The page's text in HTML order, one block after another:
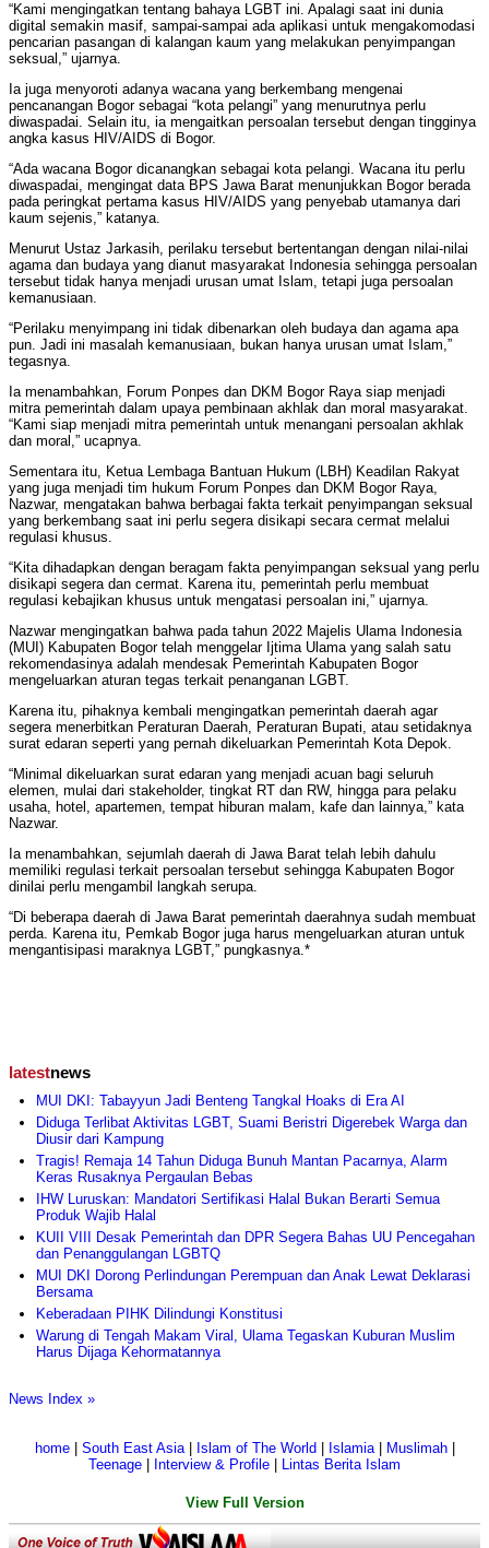
“Kami mengingatkan tentang bahaya LGBT ini. Apalagi saat ini dunia
digital semakin masif, sampai-sampai ada aplikasi untuk mengakomodasi
pencarian pasangan di kalangan kaum yang melakukan penyimpangan
seksual,” ujarnya.
Ia juga menyoroti adanya wacana yang berkembang mengenai
pencanangan Bogor sebagai “kota pelangi” yang menurutnya perlu
diwaspadai. Selain itu, ia mengaitkan persoalan tersebut dengan tingginya
angka kasus HIV/AIDS di Bogor.
“Ada wacana Bogor dicanangkan sebagai kota pelangi. Wacana itu perlu
diwaspadai, mengingat data BPS Jawa Barat menunjukkan Bogor berada
pada peringkat pertama kasus HIV/AIDS yang penyebab utamanya dari
kaum sejenis,” katanya.
Menurut Ustaz Jarkasih, perilaku tersebut bertentangan dengan nilai-nilai
agama dan budaya yang dianut masyarakat Indonesia sehingga persoalan
tersebut tidak hanya menjadi urusan umat Islam, tetapi juga persoalan
kemanusiaan.
“Perilaku menyimpang ini tidak dibenarkan oleh budaya dan agama apa
pun. Jadi ini masalah kemanusiaan, bukan hanya urusan umat Islam,”
tegasnya.
Ia menambahkan, Forum Ponpes dan DKM Bogor Raya siap menjadi
mitra pemerintah dalam upaya pembinaan akhlak dan moral masyarakat.
“Kami siap menjadi mitra pemerintah untuk menangani persoalan akhlak
dan moral,” ucapnya.
Sementara itu, Ketua Lembaga Bantuan Hukum (LBH) Keadilan Rakyat
yang juga menjadi tim hukum Forum Ponpes dan DKM Bogor Raya,
Nazwar, mengatakan bahwa berbagai fakta terkait penyimpangan seksual
yang berkembang saat ini perlu segera disikapi secara cermat melalui
regulasi khusus.
“Kita dihadapkan dengan beragam fakta penyimpangan seksual yang perlu
disikapi segera dan cermat. Karena itu, pemerintah perlu membuat
regulasi kebajikan khusus untuk mengatasi persoalan ini,” ujarnya.
Nazwar mengingatkan bahwa pada tahun 2022 Majelis Ulama Indonesia
(MUI) Kabupaten Bogor telah menggelar Ijtima Ulama yang salah satu
rekomendasinya adalah mendesak Pemerintah Kabupaten Bogor
mengeluarkan aturan tegas terkait penanganan LGBT.
Karena itu, pihaknya kembali mengingatkan pemerintah daerah agar
segera menerbitkan Peraturan Daerah, Peraturan Bupati, atau setidaknya
surat edaran seperti yang pernah dikeluarkan Pemerintah Kota Depok.
“Minimal dikeluarkan surat edaran yang menjadi acuan bagi seluruh
elemen, mulai dari stakeholder, tingkat RT dan RW, hingga para pelaku
usaha, hotel, apartemen, tempat hiburan malam, kafe dan lainnya,” kata
Nazwar.
Ia menambahkan, sejumlah daerah di Jawa Barat telah lebih dahulu
memiliki regulasi terkait persoalan tersebut sehingga Kabupaten Bogor
dinilai perlu mengambil langkah serupa.
“Di beberapa daerah di Jawa Barat pemerintah daerahnya sudah membuat
perda. Karena itu, Pemkab Bogor juga harus mengeluarkan aturan untuk
mengantisipasi maraknya LGBT,” pungkasnya.*
latestnews
MUI DKI: Tabayyun Jadi Benteng Tangkal Hoaks di Era AI
Diduga Terlibat Aktivitas LGBT, Suami Beristri Digerebek Warga dan
Diusir dari Kampung
Tragis! Remaja 14 Tahun Diduga Bunuh Mantan Pacarnya, Alarm
Keras Rusaknya Pergaulan Bebas
IHW Luruskan: Mandatori Sertifikasi Halal Bukan Berarti Semua
Produk Wajib Halal
KUII VIII Desak Pemerintah dan DPR Segera Bahas UU Pencegahan
dan Penanggulangan LGBTQ
MUI DKI Dorong Perlindungan Perempuan dan Anak Lewat Deklarasi
Bersama
Keberadaan PIHK Dilindungi Konstitusi
Warung di Tengah Makam Viral, Ulama Tegaskan Kuburan Muslim
Harus Dijaga Kehormatannya
News Index »
home| South East Asia| Islam of The World Islamia| Muslimah|
Teenage
Interview & Profile Lintas Berita Islam
View Full Version